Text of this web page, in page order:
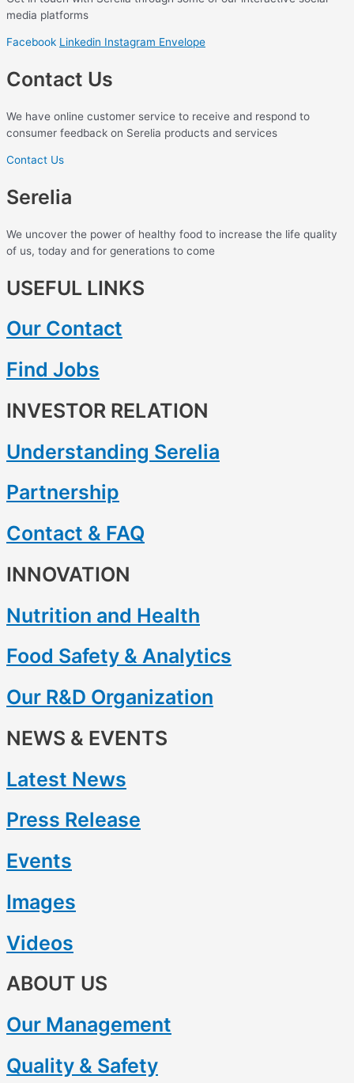
media platforms
Facebook Linkedin Instagram Envelope
Contact Us
We have online customer service to receive and respond to
consumer feedback on Serelia products and services
Contact Us
Serelia
We uncover the power of healthy food to increase the life quality
of us, today and for generations to come
USEFUL LINKS
Our Contact
Find Jobs
INVESTOR RELATION
Understanding Serelia
Partnership
Contact & FAQ
INNOVATION
Nutrition and Health
Food Safety & Analytics
Our R&D Organization
NEWS & EVENTS
Latest News
Press Release
Events
Images
Videos
ABOUT US
Our Management
Quality & Safety